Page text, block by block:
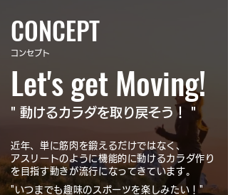
CONCEPT
コンセプト
Let's get Moving!
" 動けるカラダを取り戻そう！ "
近年、単に筋肉を鍛えるだけではなく、
アスリートのように機能的に動けるカラダ作り
を目指す動きが流行になってきています。
"いつまでも趣味のスポーツを楽しみたい！"